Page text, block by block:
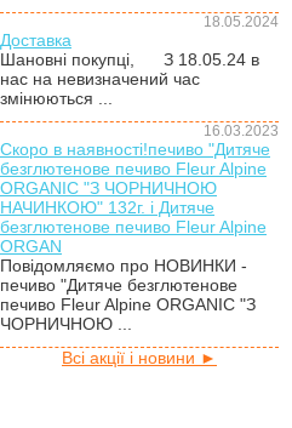
18.05.2024
Доставка
Шановні покупці, З 18.05.24 в
нас на невизначений час
змінюються ...
16.03.2023
Скоро в наявності!печиво "Дитяче
безглютенове печиво Fleur Alpine
ORGANIC "З ЧОРНИЧНОЮ
НАЧИНКОЮ" 132г. і Дитяче
безглютенове печиво Fleur Alpine
ORGAN
Повідомляємо про НОВИНКИ -
печиво "Дитяче безглютенове
печиво Fleur Alpine ORGANIC "З
ЧОРНИЧНОЮ ...
Всі акції і новини ►